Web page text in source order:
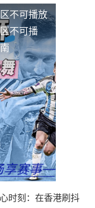
不可播放
不可播
时刻：在香港刷抖